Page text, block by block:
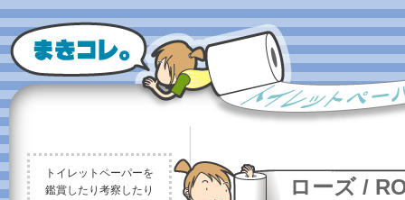
トイレットペーパーを
鑑賞したり考察したり
ローズ /